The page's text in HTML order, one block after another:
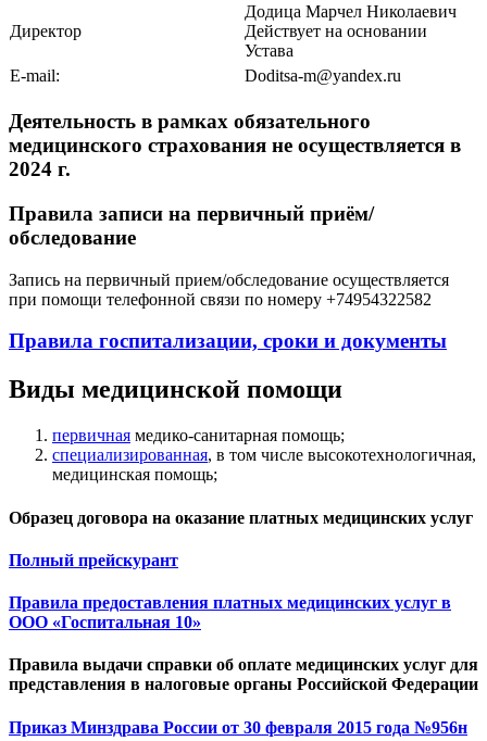
Директор
Додица Марчел Николаевич
Действует на основании
Устава
E-mail:
Doditsa-m@yandex.ru
Деятельность в рамках обязательного
медицинского страхования не осуществляется в
2024 г.
Правила записи на первичный приём/
обследование
Запись на первичный прием/обследование осуществляется
при помощи телефонной связи по номеру +74954322582
Правила госпитализации, сроки и документы
Виды медицинской помощи
первичная медико-санитарная помощь;
специализированная, в том числе высокотехнологичная,
медицинская помощь;
Образец договора на оказание платных медицинских услуг
Полный прейскурант
Правила предоставления платных медицинских услуг в
ООО «Госпитальная 10»
Правила выдачи справки об оплате медицинских услуг для
представления в налоговые органы Российской Федерации
Приказ Минздрава России от 30 февраля 2015 года №956н